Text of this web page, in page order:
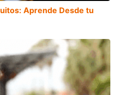
Aprende Desde tu